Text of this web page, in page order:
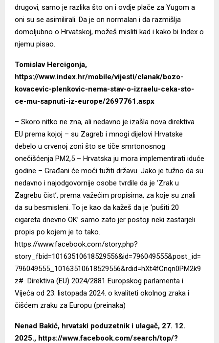
drugovi, samo je razlika što on i ovdje plače za Yugom a
oni su se asimilirali. Da je on normalan i da razmišlja
domoljubno o Hrvatskoj, možeš misliti kad i kako bi Index o
njemu pisao.
Tomislav Hercigonja,
https://www.index.hr/mobile/vijesti/clanak/bozo-
kovacevic-plenkovic-nema-stav-o-izraelu-ceka-sto-
ce-mu-sapnuti-iz-europe/2697761.aspx
– Skoro nitko ne zna, ali nedavno je izašla nova direktiva
EU prema kojoj – su Zagreb i mnogi dijelovi Hrvatske
debelo u crvenoj zoni što se tiče smrtonosnog
onečišćenja PM2,5 – Hrvatska ju mora implementirati iduće
godine – Građani će moći tužiti državu. Jako je tužno da su
nedavno i najodgovornije osobe tvrdile da je ‘Zrak u
Zagrebu čist’, prema važećim propisima, za koje su znali
da su besmisleni. To je kao da kažeš da je ‘pušiti 20
cigareta dnevno OK’ samo zato jer postoji neki zastarjeli
propis po kojem je to tako.
https://www.facebook.com/story.php?
story_fbid=10163510618529556&id=796049555&post_id=
796049555_10163510618529556&rdid=hXt4fCnqn0PM2k9
z# Direktiva (EU) 2024/2881 Europskog parlamenta i
Vijeća od 23. listopada 2024. o kvaliteti okolnog zraka i
čišćem zraku za Europu (preinaka)
Nenad Bakić, hrvatski poduzetnik i ulagač, 27. 12.
2025., https://www.facebook.com/search/top/?